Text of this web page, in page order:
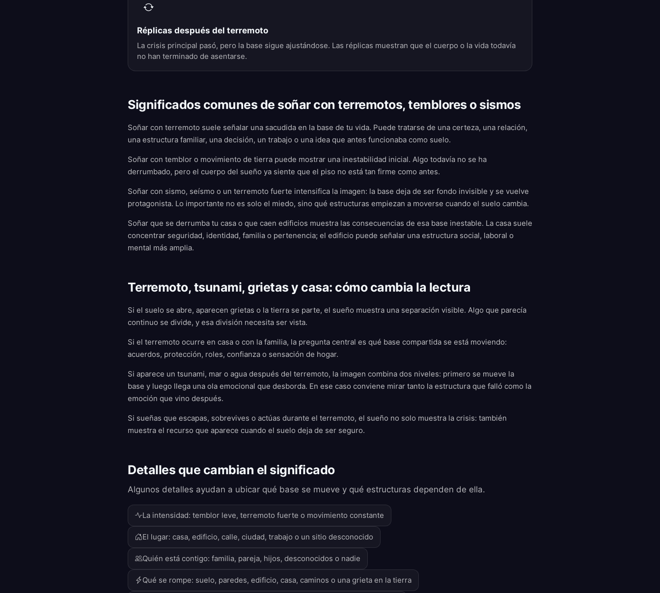
Réplicas después del terremoto
La crisis principal pasó, pero la base sigue ajustándose. Las réplicas muestran que el cuerpo o la vida todavía
no han terminado de asentarse.
Significados comunes de soñar con terremotos, temblores o sismos
Soñar con terremoto suele señalar una sacudida en la base de tu vida. Puede tratarse de una certeza, una relación,
una estructura familiar, una decisión, un trabajo o una idea que antes funcionaba como suelo.
Soñar con temblor o movimiento de tierra puede mostrar una inestabilidad inicial. Algo todavía no se ha
derrumbado, pero el cuerpo del sueño ya siente que el piso no está tan firme como antes.
Soñar con sismo, seísmo o un terremoto fuerte intensifica la imagen: la base deja de ser fondo invisible y se vuelve
protagonista. Lo importante no es solo el miedo, sino qué estructuras empiezan a moverse cuando el suelo cambia.
Soñar que se derrumba tu casa o que caen edificios muestra las consecuencias de esa base inestable. La casa suele
concentrar seguridad, identidad, familia o pertenencia; el edificio puede señalar una estructura social, laboral o
mental más amplia.
Terremoto, tsunami, grietas y casa: cómo cambia la lectura
Si el suelo se abre, aparecen grietas o la tierra se parte, el sueño muestra una separación visible. Algo que parecía
continuo se divide, y esa división necesita ser vista.
Si el terremoto ocurre en casa o con la familia, la pregunta central es qué base compartida se está moviendo:
acuerdos, protección, roles, confianza o sensación de hogar.
Si aparece un tsunami, mar o agua después del terremoto, la imagen combina dos niveles: primero se mueve la
base y luego llega una ola emocional que desborda. En ese caso conviene mirar tanto la estructura que falló como la
emoción que vino después.
Si sueñas que escapas, sobrevives o actúas durante el terremoto, el sueño no solo muestra la crisis: también
muestra el recurso que aparece cuando el suelo deja de ser seguro.
Detalles que cambian el significado
Algunos detalles ayudan a ubicar qué base se mueve y qué estructuras dependen de ella.
La intensidad: temblor leve, terremoto fuerte o movimiento constante
El lugar: casa, edificio, calle, ciudad, trabajo o un sitio desconocido
Quién está contigo: familia, pareja, hijos, desconocidos o nadie
Qué se rompe: suelo, paredes, edificio, casa, caminos o una grieta en la tierra